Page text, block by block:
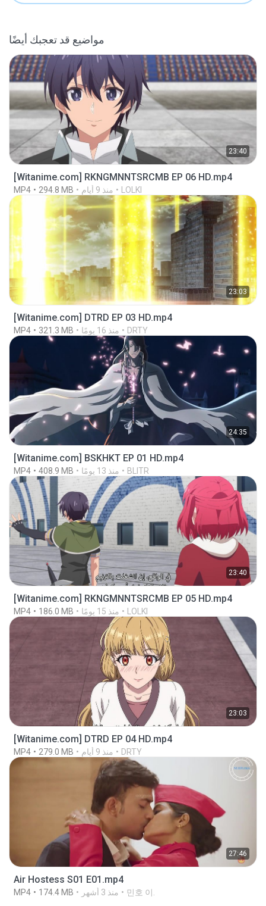
مواضيع قد تعجبك أيضًا
23:40
[Witanime.com] RKNGMNNTSRCMB EP 06 HD.mp4
MP4 294.8 MB منذ 9 أيام LOLKI
23:03
[Witanime.com] DTRD EP 03 HD.mp4
MP4 321.3 MB منذ 16 يومًا DRTY
24:35
[Witanime.com] BSKHKT EP 01 HD.mp4
MP4 408.9 MB منذ 13 يومًا BLITR
23:40
[Witanime.com] RKNGMNNTSRCMB EP 05 HD.mp4
MP4 186.0 MB منذ 15 يومًا LOLKI
23:03
[Witanime.com] DTRD EP 04 HD.mp4
MP4 279.0 MB منذ 9 أيام DRTY
27:46
Air Hostess S01 E01.mp4
MP4 174.4 MB منذ 3 أشهر 민호 이.